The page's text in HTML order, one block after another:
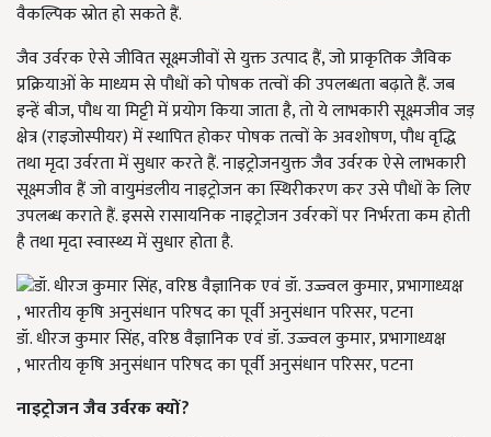
वैकल्पिक स्रोत हो सकते हैं.
जैव उर्वरक ऐसे जीवित सूक्ष्मजीवों से युक्त उत्पाद हैं, जो प्राकृतिक जैविक
प्रक्रियाओं के माध्यम से पौधों को पोषक तत्वों की उपलब्धता बढ़ाते हैं. जब
इन्हें बीज, पौध या मिट्टी में प्रयोग किया जाता है, तो ये लाभकारी सूक्ष्मजीव जड़
क्षेत्र (राइजोस्पीयर) में स्थापित होकर पोषक तत्वों के अवशोषण, पौध वृद्धि
तथा मृदा उर्वरता में सुधार करते हैं. नाइट्रोजनयुक्त जैव उर्वरक ऐसे लाभकारी
सूक्ष्मजीव हैं जो वायुमंडलीय नाइट्रोजन का स्थिरीकरण कर उसे पौधों के लिए
उपलब्ध कराते हैं. इससे रासायनिक नाइट्रोजन उर्वरकों पर निर्भरता कम होती
है तथा मृदा स्वास्थ्य में सुधार होता है.
डॉ. धीरज कुमार सिंह, वरिष्ठ वैज्ञानिक एवं डॉ. उज्ज्वल कुमार, प्रभागाध्यक्ष
, भारतीय कृषि अनुसंधान परिषद का पूर्वी अनुसंधान परिसर, पटना
नाइट्रोजनजैवउर्वरकक्यों?